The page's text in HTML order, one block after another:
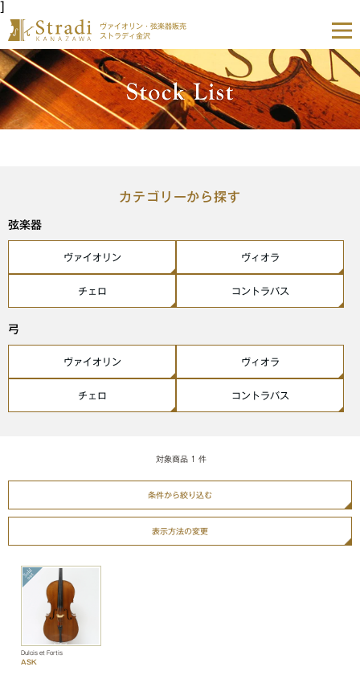
]
ヴァイオリン・弦楽器販売
ストラディ金沢
カテゴリーから探す
弦楽器
ヴァイオリン ヴィオラ
チェロ コントラバス
弓
ヴァイオリン ヴィオラ
チェロ コントラバス
対象商品 1 件
条件から絞り込む
表示方法の変更
Dulcis et Fortis
ASK